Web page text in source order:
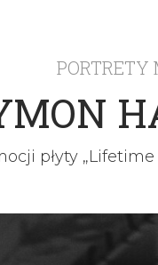
PORTRETY
płyty „Lifetime